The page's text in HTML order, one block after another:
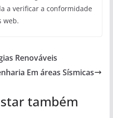
a verificar a conformidade
web.
Renováveis
Em áreas Sísmicas
também